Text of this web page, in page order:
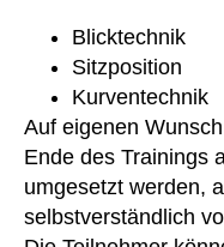
Blicktechnik
Sitzposition
Kurventechnik
Auf eigenen
Ende des Trainings
umgesetzt werden,
selbstverständlich